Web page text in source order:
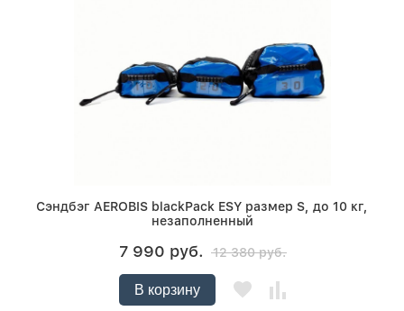
Сэндбэг AEROBIS blackPack ESY размер S, до 10 кг,
незаполненный
7 990 руб. 12 380 руб.
В корзину